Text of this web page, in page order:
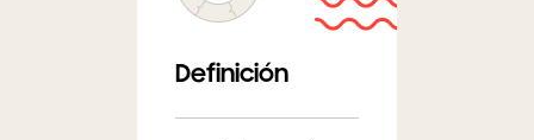
Definición